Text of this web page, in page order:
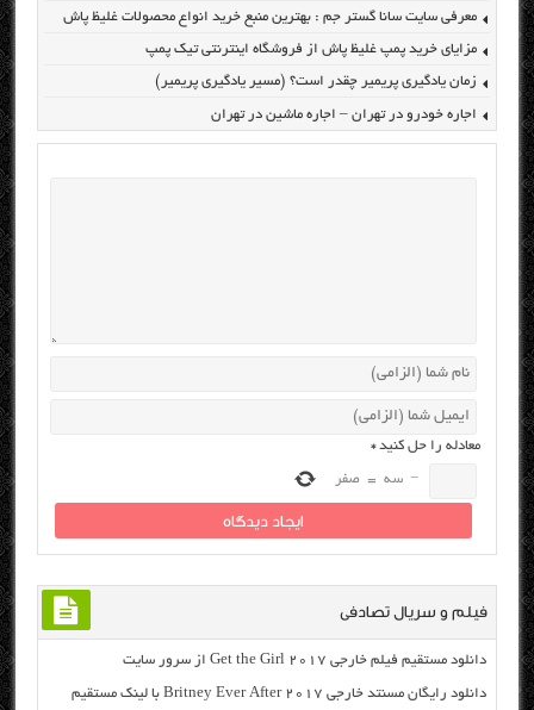
معرفی سایت سانا گستر جم : بهترین منبع خرید انواع محصولات غلیظ پاش
مزایای خرید پمپ غلیظ پاش از فروشگاه اینترنتی تیک پمپ
زمان یادگیری پریمیر چقدر است؟ (مسیر یادگیری پریمیر)
اجاره خودرو در تهران – اجاره ماشین در تهران
معادله را حل کنید*
− سه = صفر
فیلم و سریال تصادفی
دانلود مستقیم فیلم خارجی Get the Girl 2017 از سرور سایت
دانلود رایگان مسنتد خارجی Britney Ever After 2017 با لینک مستقیم